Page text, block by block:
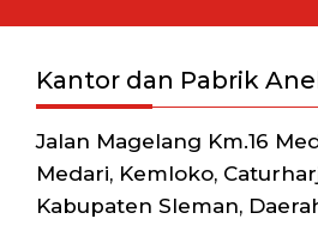
Kantor dan Pabrik
Jalan Magelang Km.16
Medari, Kemloko,
Kabupaten Sleman,